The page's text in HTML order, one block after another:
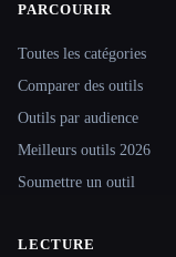
Site navigation
PARCOURIR
Toutes les catégories
Comparer des outils
Outils par audience
Meilleurs outils 2026
Soumettre un outil
LECTURE